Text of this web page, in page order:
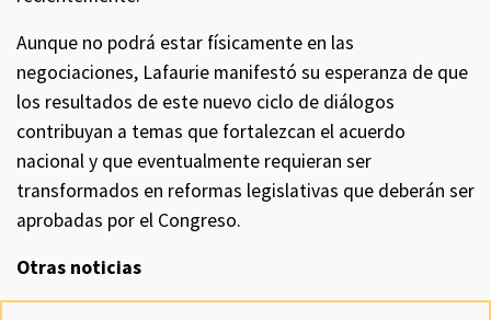
Aunque no podrá estar físicamente en las
negociaciones, Lafaurie manifestó su esperanza de que
los resultados de este nuevo ciclo de diálogos
contribuyan a temas que fortalezcan el acuerdo
nacional y que eventualmente requieran ser
transformados en reformas legislativas que deberán ser
aprobadas por el Congreso.
Otras noticias